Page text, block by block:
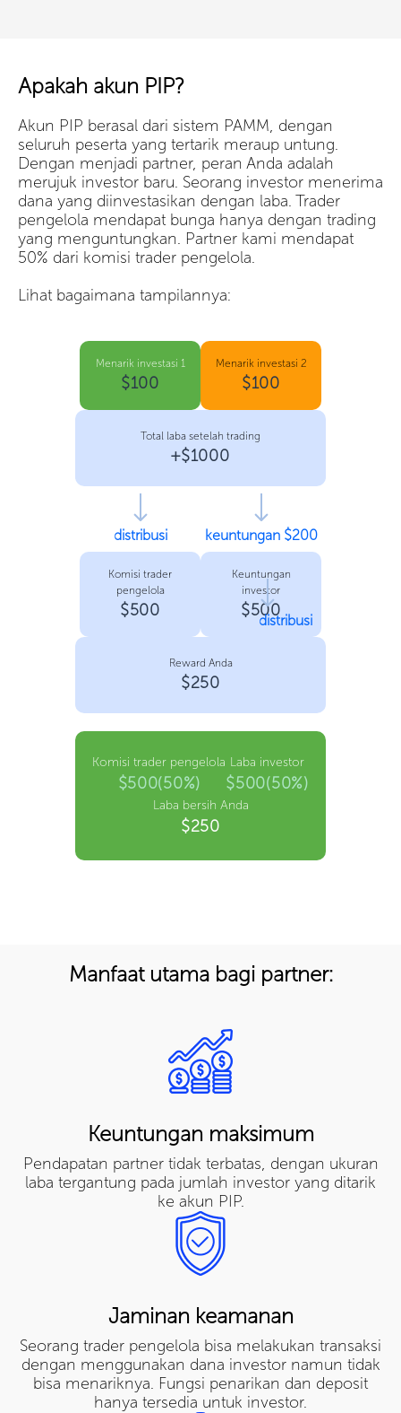
Apakah akun PIP?
Akun PIP berasal dari sistem PAMM, dengan
seluruh peserta yang tertarik meraup untung.
Dengan menjadi partner, peran Anda adalah
merujuk investor baru. Seorang investor menerima
dana yang diinvestasikan dengan laba. Trader
pengelola mendapat bunga hanya dengan trading
yang menguntungkan. Partner kami mendapat
50% dari komisi trader pengelola.
Lihat bagaimana tampilannya:
Menarik investasi 1
$100
Menarik investasi 2
$100
Total laba setelah trading
+$1000
distribusi
Komisi trader
pengelola
$500
keuntungan $200
Keuntungan
investor
$500
distribusi
Reward Anda
$250
Komisi trader pengelola
$500(50%)
Laba investor
$500(50%)
Laba bersih Anda
$250
Manfaat utama bagi partner:
Keuntungan maksimum
Pendapatan partner tidak terbatas, dengan ukuran
laba tergantung pada jumlah investor yang ditarik
ke akun PIP.
Jaminan keamanan
Seorang trader pengelola bisa melakukan transaksi
dengan menggunakan dana investor namun tidak
bisa menariknya. Fungsi penarikan dan deposit
hanya tersedia untuk investor.